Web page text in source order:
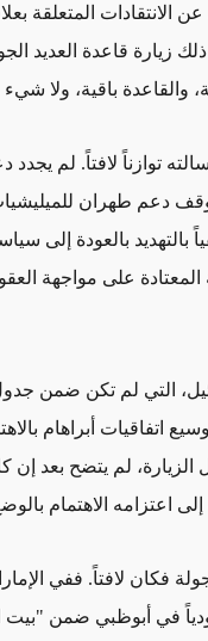
الانتقادات المتعلقة
ذلك زيارة قاعدة
والقاعدة باقية، ولا
توازناً لافتاً. لم يجدد
دعم طهران للميليشيات
بالتهديد بالعودة إلى
المعتادة على مواجهة
التي لم تكن ضمن
اتفاقيات أبراهام
الزيارة، لم يتضح بعد
اعتزامه الاهتمام
فكان لافتاً. ففي
في أبوظبي ضمن "بيت